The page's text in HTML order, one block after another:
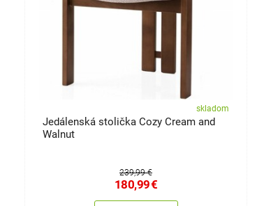
skladom
Jedálenská stolička Cozy Cream and
Walnut
239,99 €
180,99€